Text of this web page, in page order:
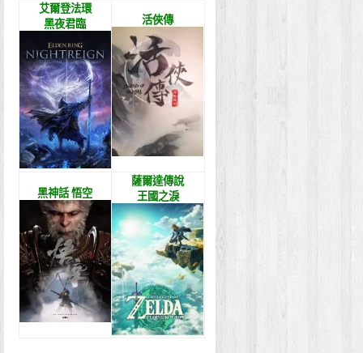
艾爾登法環
黑夜君臨
活俠傳
黑神話 悟空
薩爾達傳說
王國之淚